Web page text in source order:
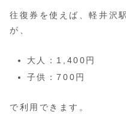
往復券を使えば、軽井沢
が、
大人：1,400円
子供：700円
で利用できます。